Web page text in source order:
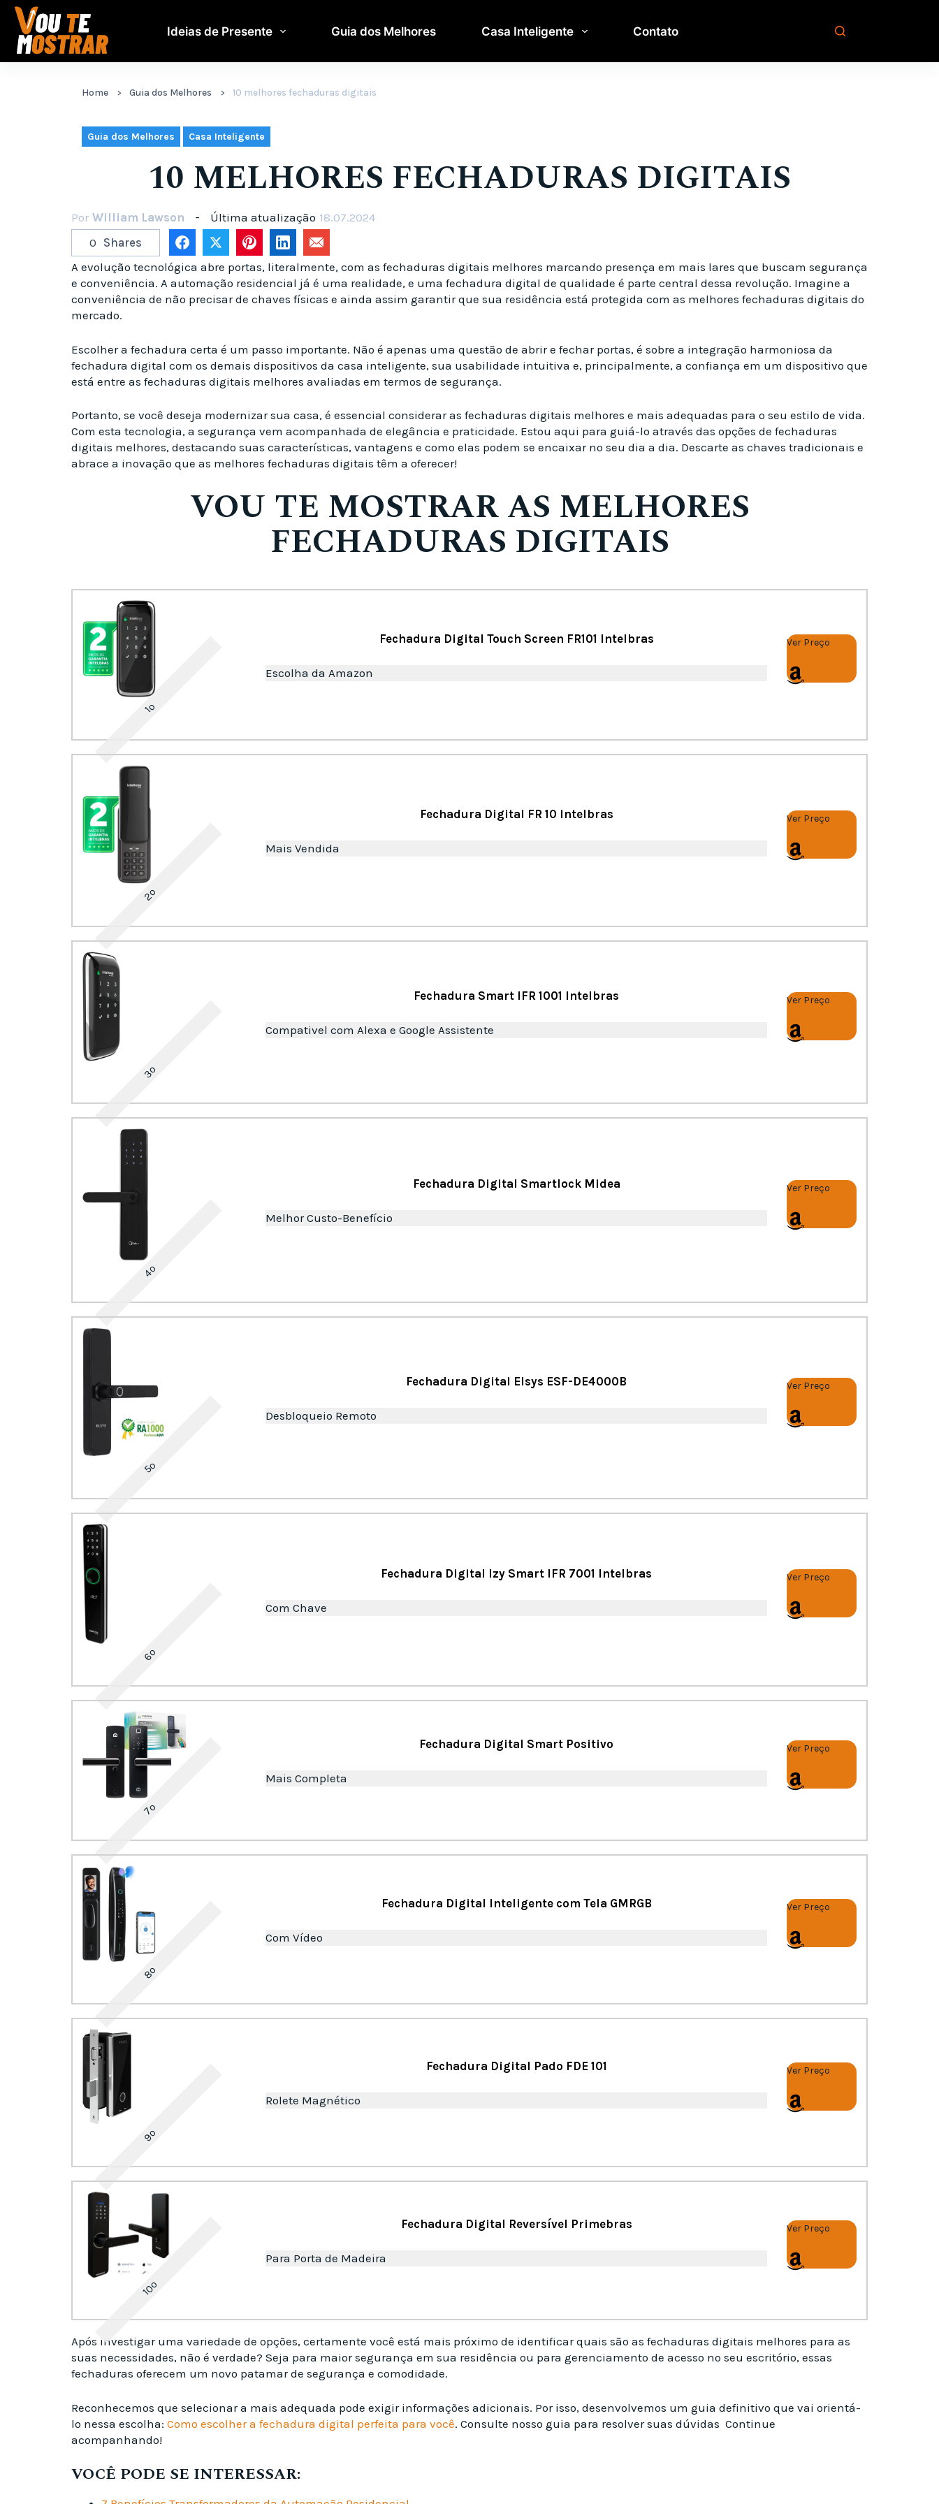
Pular
para
conteúdo
Ideias de Presente Guia dos Melhores Casa Inteligente Contato
Home Guia dos Melhores 10 melhores fechaduras digitais
Guia dos Melhores Casa Inteligente
10 MELHORES FECHADURAS DIGITAIS
Por William Lawson Última atualização 18.07.2024
0 Shares
A evolução tecnológica abre portas, literalmente, com as fechaduras digitais melhores marcando presença em mais lares que buscam segurança
e conveniência. A automação residencial já é uma realidade, e uma fechadura digital de qualidade é parte central dessa revolução. Imagine a
conveniência de não precisar de chaves físicas e ainda assim garantir que sua residência está protegida com as melhores fechaduras digitais do
mercado.
Escolher a fechadura certa é um passo importante. Não é apenas uma questão de abrir e fechar portas, é sobre a integração harmoniosa da
fechadura digital com os demais dispositivos da casa inteligente, sua usabilidade intuitiva e, principalmente, a confiança em um dispositivo que
está entre as fechaduras digitais melhores avaliadas em termos de segurança.
Portanto, se você deseja modernizar sua casa, é essencial considerar as fechaduras digitais melhores e mais adequadas para o seu estilo de vida.
Com esta tecnologia, a segurança vem acompanhada de elegância e praticidade. Estou aqui para guiá-lo através das opções de fechaduras
digitais melhores, destacando suas características, vantagens e como elas podem se encaixar no seu dia a dia. Descarte as chaves tradicionais e
abrace a inovação que as melhores fechaduras digitais têm a oferecer!
VOU TE MOSTRAR AS MELHORES
FECHADURAS DIGITAIS
1º
Fechadura Digital Touch Screen FR101 Intelbras
Escolha da Amazon
Ver Preço
2º
Fechadura Digital FR 10 Intelbras
Mais Vendida
Ver Preço
3º
Fechadura Smart IFR 1001 Intelbras
Compativel com Alexa e Google Assistente
Ver Preço
4º
Fechadura Digital Smartlock Midea
Melhor Custo-Benefício
Ver Preço
5º
Fechadura Digital Elsys ESF-DE4000B
Desbloqueio Remoto
Ver Preço
6º
Fechadura Digital Izy Smart IFR 7001 Intelbras
Com Chave
Ver Preço
7º
Fechadura Digital Smart Positivo
Mais Completa
Ver Preço
8º
Fechadura Digital Inteligente com Tela GMRGB
Com Vídeo
Ver Preço
9º
Fechadura Digital Pado FDE 101
Rolete Magnético
Ver Preço
10º
Fechadura Digital Reversível Primebras
Para Porta de Madeira
Ver Preço
Após investigar uma variedade de opções, certamente você está mais próximo de identificar quais são as fechaduras digitais melhores para as
suas necessidades, não é verdade? Seja para maior segurança em sua residência ou para gerenciamento de acesso no seu escritório, essas
fechaduras oferecem um novo patamar de segurança e comodidade.
Reconhecemos que selecionar a mais adequada pode exigir informações adicionais. Por isso, desenvolvemos um guia definitivo que vai orientá-
lo nessa escolha: Como escolher a fechadura digital perfeita para você. Consulte nosso guia para resolver suas dúvidas Continue
acompanhando!
VOCÊ PODE SE INTERESSAR: